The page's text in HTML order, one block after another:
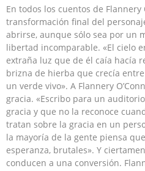
En todos los cuentos de Flannery
transformación final del
abrirse, aunque sólo sea por un
libertad incomparable. «El cielo
extraña luz que de él caía hacía
brizna de hierba que crecía
un verde vivo». A Flannery
gracia. «Escribo para un
gracia y que no la reconoce
tratan sobre la gracia en un
la mayoría de la gente piensa
esperanza, brutales». Y
conducen a una conversión.